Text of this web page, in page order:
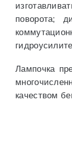
поворота;
Лампочка
качеством